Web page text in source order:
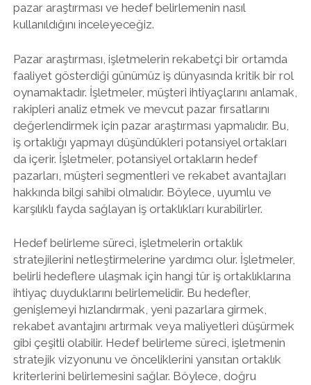
pazar araştırması ve hedef belirlemenin nasıl
kullanıldığını inceleyeceğiz.
Pazar araştırması, işletmelerin rekabetçi bir ortamda
faaliyet gösterdiği günümüz iş dünyasında kritik bir rol
oynamaktadır. İşletmeler, müşteri ihtiyaçlarını anlamak,
rakipleri analiz etmek ve mevcut pazar fırsatlarını
değerlendirmek için pazar araştırması yapmalıdır. Bu,
iş ortaklığı yapmayı düşündükleri potansiyel ortakları
da içerir. İşletmeler, potansiyel ortakların hedef
pazarları, müşteri segmentleri ve rekabet avantajları
hakkında bilgi sahibi olmalıdır. Böylece, uyumlu ve
karşılıklı fayda sağlayan iş ortaklıkları kurabilirler.
Hedef belirleme süreci, işletmelerin ortaklık
stratejilerini netleştirmelerine yardımcı olur. İşletmeler,
belirli hedeflere ulaşmak için hangi tür iş ortaklıklarına
ihtiyaç duyduklarını belirlemelidir. Bu hedefler,
genişlemeyi hızlandırmak, yeni pazarlara girmek,
rekabet avantajını artırmak veya maliyetleri düşürmek
gibi çeşitli olabilir. Hedef belirleme süreci, işletmenin
stratejik vizyonunu ve önceliklerini yansıtan ortaklık
kriterlerini belirlemesini sağlar. Böylece, doğru